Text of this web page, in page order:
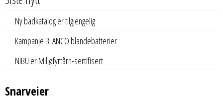
Ny badkatalog er tilgjengelig
Kampanje BLANCO blandebatterier
NIBU er Miljøfyrtårn-sertifisert
Snarveier